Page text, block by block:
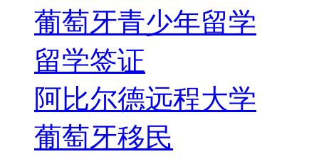
葡萄牙青少年留学
留学签证
阿比尔德远程大学
葡萄牙移民